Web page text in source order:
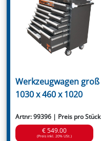
Werkzeugwagen groß
1030 x 460 x 1020
Artnr: 99396 | Preis pro Stück
€ 549.00
(Preis inkl. 20% USt.)